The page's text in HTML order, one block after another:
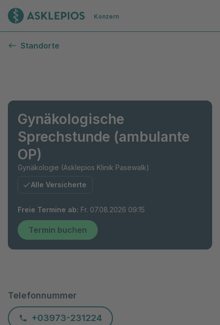
Zur Startseite
Konzern
Standorte
Gynäkologische
Sprechstunde (ambulante
OP)
Gynäkologie (Asklepios Klinik Pasewalk)
Alle Versicherte
Freie Termine ab: Fr. 07.08.2026 09:15
Termin buchen
Telefonnummer
+03973-231224